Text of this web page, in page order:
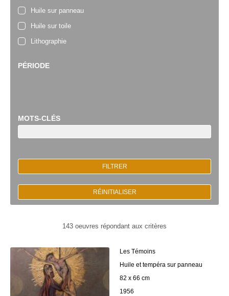
Huile sur panneau
Huile sur toile
Lithographie
PÉRIODE
MOTS-CLÉS
FILTRER
RÉINITIALISER
143 oeuvres répondant aux critères
Les Témoins
Huile et tempéra sur panneau
82 x 66 cm
1956